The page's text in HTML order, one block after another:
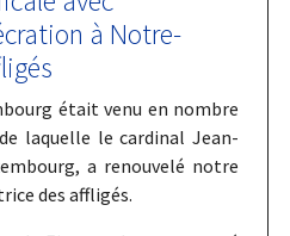
à Notre-
était venu en nombre
laquelle le cardinal Jean-
a renouvelé notre
des affligés.